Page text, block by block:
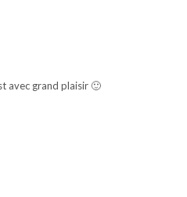
avec grand plaisir 🙂